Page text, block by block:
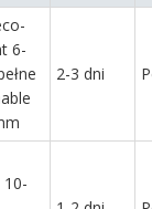
6-
2-3 dni